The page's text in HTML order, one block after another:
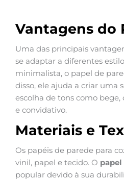
Vantagens do
Uma das principais
se adaptar a diferentes
minimalista, o papel de
disso, ele ajuda a criar uma
escolha de tons como
e convidativo.
Materiais e
Os papéis de parede para
vinil, papel e tecido. O papel
popular devido à sua